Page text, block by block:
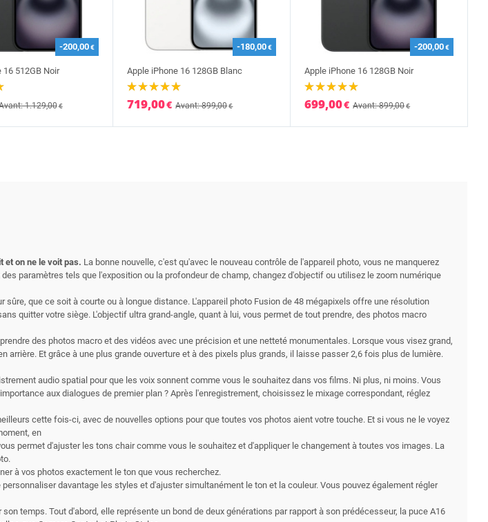
-200,00€
16 512GB Noir
1.129,00€
-180,00€
Apple iPhone 16 128GB Blanc
719,00€ Avant: 899,00€
-200,00€
Apple iPhone 16 128GB Noir
699,00€ Avant: 899,00€
et on ne le voit pas. La bonne nouvelle, c'est qu'avec le nouveau contrôle de l'appareil photo, vous ne manquerez
paramètres tels que l'exposition ou la profondeur de champ, changez d'objectif ou utilisez le zoom numérique
sûre, que ce soit à courte ou à longue distance. L'appareil photo Fusion de 48 mégapixels offre une résolution
quitter votre siège. L'objectif ultra grand-angle, quant à lui, vous permet de tout prendre, des photos macro
des photos macro et des vidéos avec une précision et une netteté monumentales. Lorsque vous visez grand,
Et grâce à une plus grande ouverture et à des pixels plus grands, il laisse passer 2,6 fois plus de lumière.
audio spatial pour que les voix sonnent comme vous le souhaitez dans vos films. Ni plus, ni moins. Vous
aux dialogues de premier plan ? Après l'enregistrement, choisissez le mixage correspondant, réglez
cette fois-ci, avec de nouvelles options pour que toutes vos photos aient votre touche. Et si vous ne le voyez
en
permet d'ajuster les tons chair comme vous le souhaitez et d'appliquer le changement à toutes vos images. La
à vos photos exactement le ton que vous recherchez.
davantage les styles et d'ajuster simultanément le ton et la couleur. Vous pouvez également régler
temps. Tout d'abord, elle représente un bond de deux générations par rapport à son prédécesseur, la puce A16